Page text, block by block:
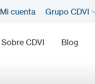
Mi cuenta Grupo CDVI
Sobre CDVI Blog